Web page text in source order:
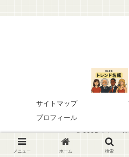
サイトマップ
プロフィール
© 2025 トレンド
メニュー ホーム 検索